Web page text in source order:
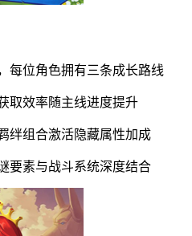
每位角色拥有三条成长路线
取效率随主线进度提升
绊组合激活隐藏属性加成
要素与战斗系统深度结合